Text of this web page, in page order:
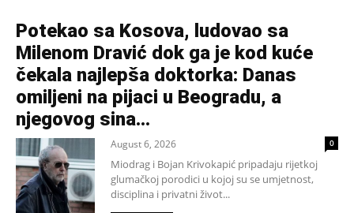
Potekao sa Kosova, ludovao sa
Milenom Dravić dok ga je kod kuće
čekala najlepša doktorka: Danas
omiljeni na pijaci u Beogradu, a
njegovog sina...
August 6, 2026 0
Miodrag i Bojan Krivokapić pripadaju rijetkoj
glumačkoj porodici u kojoj su se umjetnost,
disciplina i privatni život...